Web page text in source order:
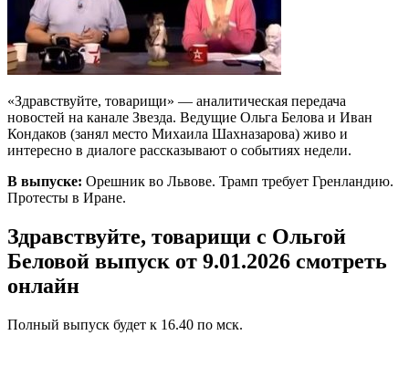
«Здравствуйте, товарищи» — аналитическая передача
новостей на канале Звезда. Ведущие Ольга Белова и Иван
Кондаков (занял место Михаила Шахназарова) живо и
интересно в диалоге рассказывают о событиях недели.
В выпуске: Орешник во Львове. Трамп требует Гренландию.
Протесты в Иране.
Здравствуйте, товарищи с Ольгой
Беловой выпуск от 9.01.2026 смотреть
онлайн
Полный выпуск будет к 16.40 по мск.